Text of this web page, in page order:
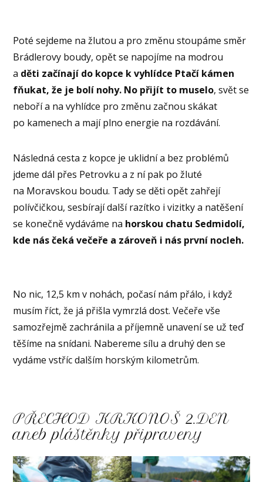
Poté sejdeme na žlutou a pro změnu stoupáme směr
Brádlerovy boudy, opět se napojíme na modrou
a děti začínají do kopce k vyhlídce Ptačí kámen
fňukat, že je bolí nohy. No přijít to muselo, svět se
neboří a na vyhlídce pro změnu začnou skákat
po kamenech a mají plno energie na rozdávání.
Následná cesta z kopce je uklidní a bez problémů
jdeme dál přes Petrovku a z ní pak po žluté
na Moravskou boudu. Tady se děti opět zahřejí
polívčičkou, sesbírají další razítko i vizitky a natěšení
se konečně vydáváme na horskou chatu Sedmidolí,
kde nás čeká večeře a zároveň i nás první nocleh.
No nic, 12,5 km v nohách, počasí nám přálo, i když
musím říct, že já přišla vymrzlá dost. Večeře vše
samozřejmě zachránila a příjemně unavení se už teď
těšíme na snídani. Nabereme sílu a druhý den se
vydáme vstříc dalším horským kilometrům.
PŘECHOD KRKONOŠ 2.DEN
aneb pláštěnky připraveny